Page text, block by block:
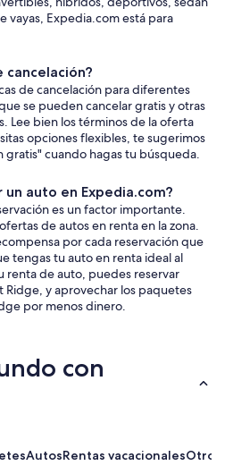
vayas, Expedia.com está para
cancelación?
de cancelación para diferentes
se pueden cancelar gratis y otras
Lee bien los términos de la oferta
opciones flexibles, te sugerimos
gratis" cuando hagas tu búsqueda.
auto en Expedia.com?
es un factor importante.
de autos en renta en la zona.
por cada reservación que
tengas tu auto en renta ideal al
renta de auto, puedes reservar
Ridge, y aprovechar los paquetes
por menos dinero.
con
AutosRentas vacacionalesOtros